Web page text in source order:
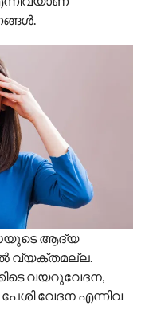
ആദ്യ
വ്യക്തമല്ല.
വയറുവേദന,
വേദന എന്നിവ